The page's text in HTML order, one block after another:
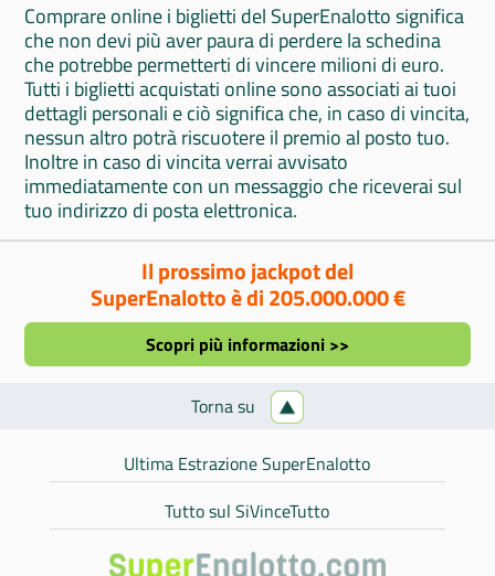
Comprare online i biglietti del SuperEnalotto significa
che non devi più aver paura di perdere la schedina
che potrebbe permetterti di vincere milioni di euro.
Tutti i biglietti acquistati online sono associati ai tuoi
dettagli personali e ciò significa che, in caso di vincita,
nessun altro potrà riscuotere il premio al posto tuo.
Inoltre in caso di vincita verrai avvisato
immediatamente con un messaggio che riceverai sul
tuo indirizzo di posta elettronica.
Il prossimo jackpot del
SuperEnalotto è di 205.000.000 €
Scopri più informazioni >>
Torna su
Ultima Estrazione SuperEnalotto
Tutto sul SiVinceTutto